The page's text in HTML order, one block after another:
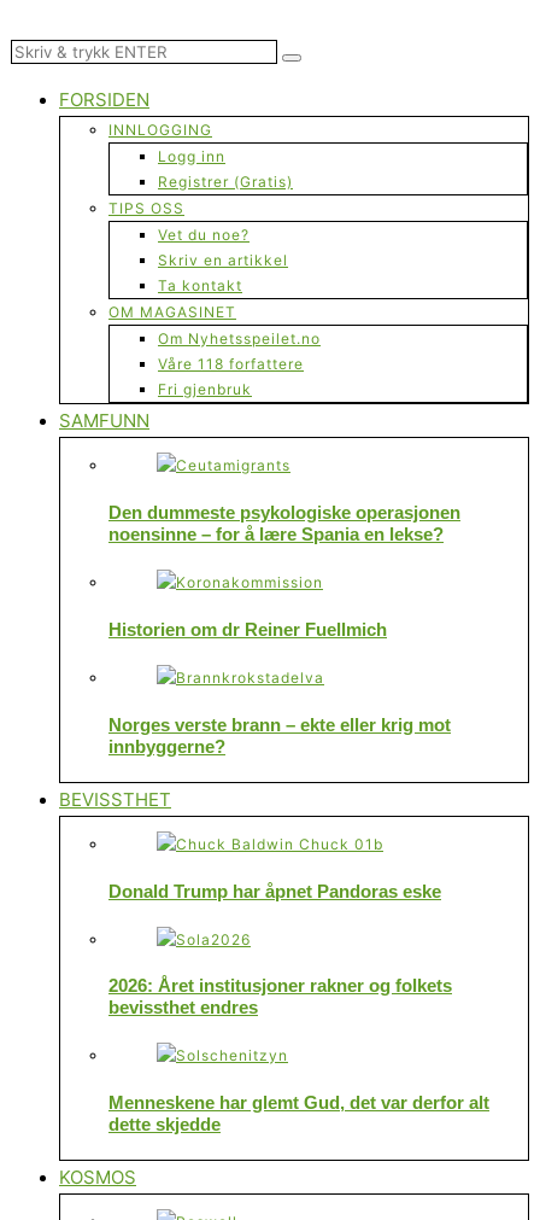
FORSIDEN
INNLOGGING
Logg inn
Registrer (Gratis)
TIPS OSS
Vet du noe?
Skriv en artikkel
Ta kontakt
OM MAGASINET
Om Nyhetsspeilet.no
Våre 118 forfattere
Fri gjenbruk
SAMFUNN
Den dummeste psykologiske operasjonen
noensinne – for å lære Spania en lekse?
Historien om dr Reiner Fuellmich
Norges verste brann – ekte eller krig mot
innbyggerne?
BEVISSTHET
Donald Trump har åpnet Pandoras eske
2026: Året institusjoner rakner og folkets
bevissthet endres
Menneskene har glemt Gud, det var derfor alt
dette skjedde
KOSMOS